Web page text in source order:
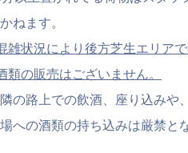
ねます。
雑状況により後方芝生エリア
類の販売はございません。
の路上での飲酒、座り込みや、
への酒類の持ち込みは厳禁と